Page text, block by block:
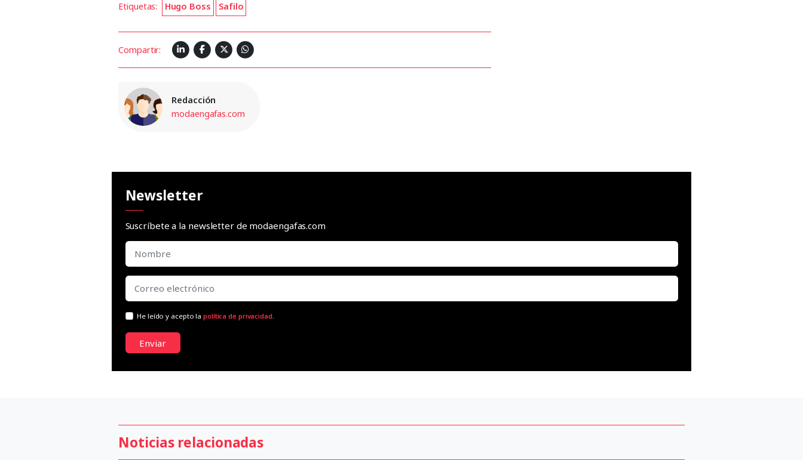
Etiquetas: Hugo Boss Safilo
Compartir:
Redacción
modaengafas.com
Newsletter
Suscríbete a la newsletter de modaengafas.com
He leído y acepto lapolítica de privacidad.
Enviar
Noticias relacionadas